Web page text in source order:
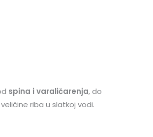
spina i varaličarenja, do
riba u slatkoj vodi.